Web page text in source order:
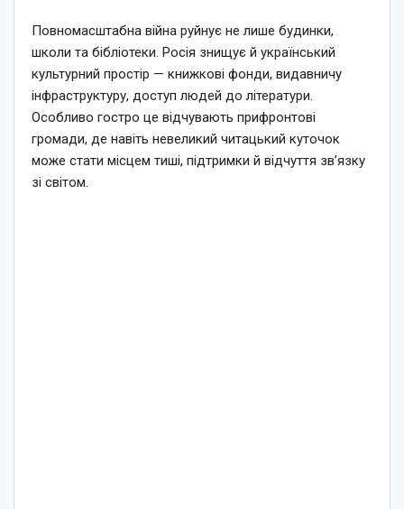
Повномасштабна війна руйнує не лише будинки,
школи та бібліотеки. Росія знищує й український
культурний простір — книжкові фонди, видавничу
інфраструктуру, доступ людей до літератури.
Особливо гостро це відчувають прифронтові
громади, де навіть невеликий читацький куточок
може стати місцем тиші, підтримки й відчуття зв’язку
зі світом.